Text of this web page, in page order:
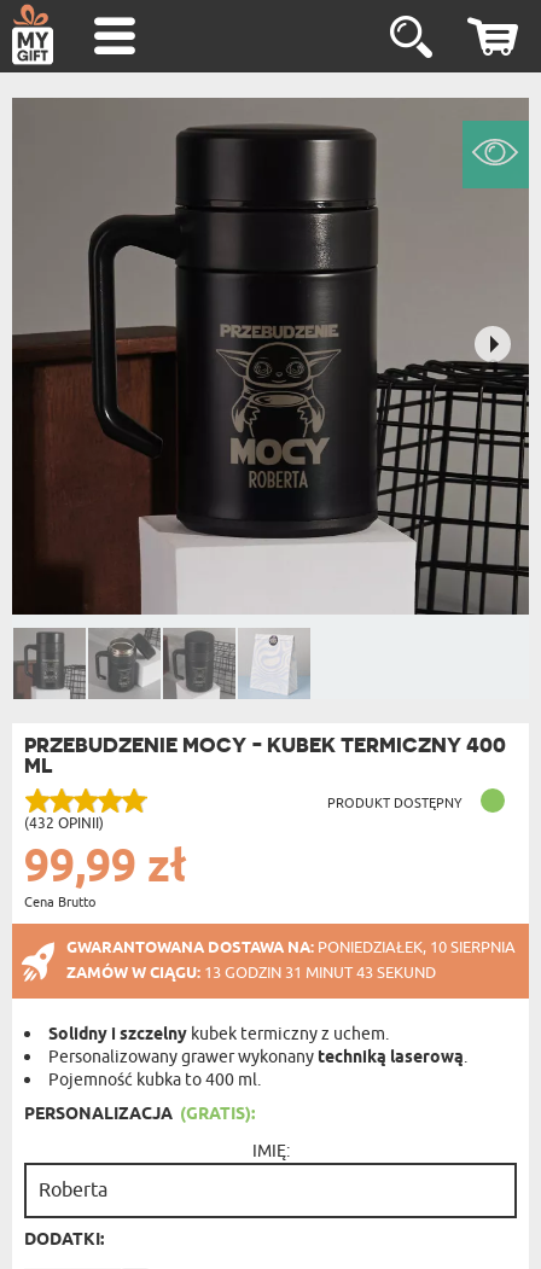
PRZEBUDZENIE MOCY - KUBEK TERMICZNY 400
ML
(432 OPINII)
PRODUKT DOSTĘPNY
99,99 zł
Cena Brutto
GWARANTOWANA DOSTAWA NA: PONIEDZIAŁEK, 10 SIERPNIA
ZAMÓW W CIĄGU: 13 GODZIN 31 MINUT 42 SEKUND
Solidny i szczelny kubek termiczny z uchem.
Personalizowany grawer wykonany techniką laserową.
Pojemność kubka to 400 ml.
PERSONALIZACJA (GRATIS):
IMIĘ:
DODATKI: